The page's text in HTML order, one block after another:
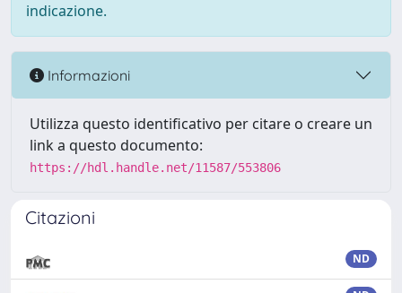
indicazione.
Informazioni
Utilizza questo identificativo per citare o creare un
link a questo documento:
https://hdl.handle.net/11587/553806
Citazioni
ND